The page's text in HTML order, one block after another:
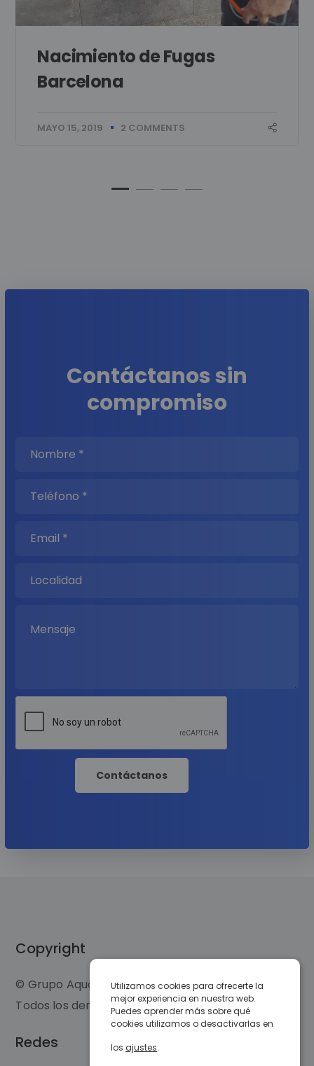
Nacimiento de Fugas
Barcelona
MAYO 15, 2019 2 COMMENTS
Contáctanos sin
compromiso
Copyright
© Grupo Aquos 2020.
Todos los derechos reservados.
Redes
Utilizamos cookies para ofrecerte la
mejor experiencia en nuestra web.
Puedes aprender más sobre qué
cookies utilizamos o desactivarlas en
los ajustes.